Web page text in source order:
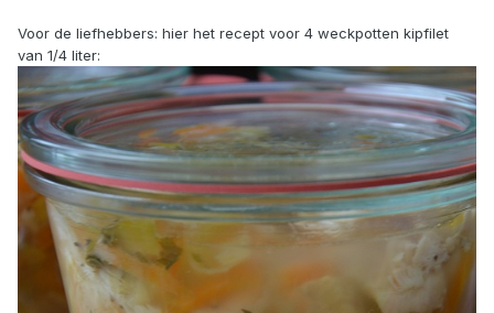
Voor de liefhebbers: hier het recept voor 4 weckpotten kipfilet
van 1/4 liter: